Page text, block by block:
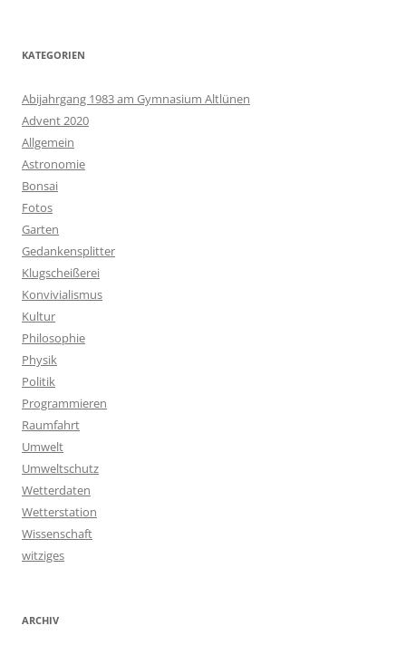
KATEGORIEN
Abijahrgang 1983 am Gymnasium Altlünen
Advent 2020
Allgemein
Astronomie
Bonsai
Fotos
Garten
Gedankensplitter
Klugscheißerei
Konvivialismus
Kultur
Philosophie
Physik
Politik
Programmieren
Raumfahrt
Umwelt
Umweltschutz
Wetterdaten
Wetterstation
Wissenschaft
witziges
ARCHIV